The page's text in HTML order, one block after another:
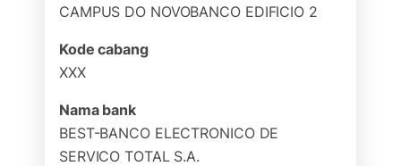
CAMPUS DO NOVOBANCO EDIFICIO 2
Kode cabang
XXX
Nama bank
BEST-BANCO ELECTRONICO DE
SERVICO TOTAL S.A.